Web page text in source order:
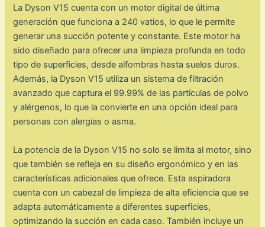
La Dyson V15 cuenta con un motor digital de última
generación que funciona a 240 vatios, lo que le permite
generar una succión potente y constante. Este motor ha
sido diseñado para ofrecer una limpieza profunda en todo
tipo de superficies, desde alfombras hasta suelos duros.
Además, la Dyson V15 utiliza un sistema de filtración
avanzado que captura el 99.99% de las partículas de polvo
y alérgenos, lo que la convierte en una opción ideal para
personas con alergias o asma.
La potencia de la Dyson V15 no solo se limita al motor, sino
que también se refleja en su diseño ergonómico y en las
características adicionales que ofrece. Esta aspiradora
cuenta con un cabezal de limpieza de alta eficiencia que se
adapta automáticamente a diferentes superficies,
optimizando la succión en cada caso. También incluye un